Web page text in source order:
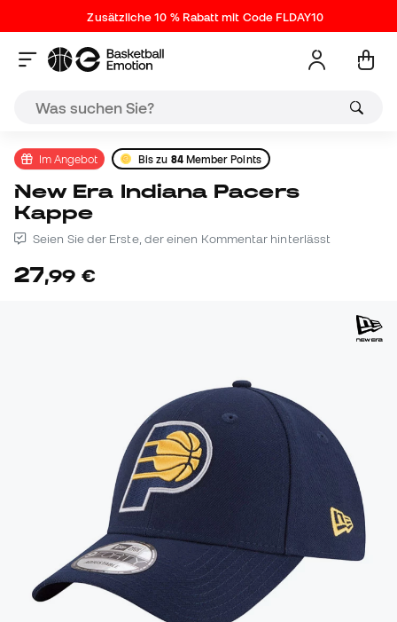
Zusätzliche 10 % Rabatt mit Code FLDAY10
Im Angebot Bis zu 84Member Points
New Era Indiana Pacers
Kappe
Seien Sie der Erste, der einen Kommentar hinterlässt
27,99 €